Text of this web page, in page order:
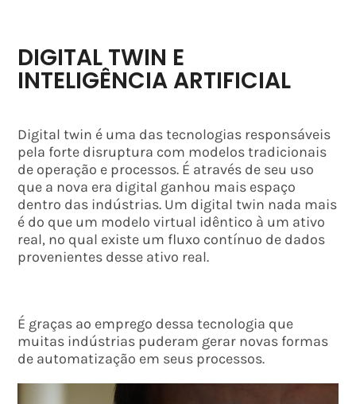
DIGITAL TWIN E
INTELIGÊNCIA ARTIFICIAL
Digital twin é uma das tecnologias responsáveis
pela forte disruptura com modelos tradicionais
de operação e processos. É através de seu uso
que a nova era digital ganhou mais espaço
dentro das indústrias. Um digital twin nada mais
é do que um modelo virtual idêntico à um ativo
real, no qual existe um fluxo contínuo de dados
provenientes desse ativo real.
É graças ao emprego dessa tecnologia que
muitas indústrias puderam gerar novas formas
de automatização em seus processos.